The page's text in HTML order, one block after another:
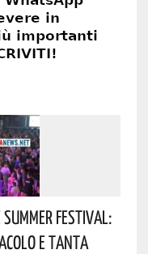
Festival:
E Tanta